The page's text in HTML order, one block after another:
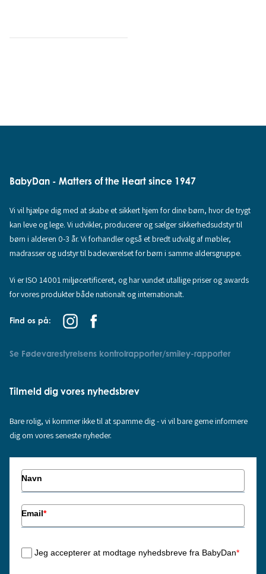
BabyDan - Matters of the Heart since 1947
Vi vil hjælpe dig med at skabe et sikkert hjem for dine børn, hvor de trygt
kan leve og lege. Vi udvikler, producerer og sælger sikkerhedsudstyr til
børn i alderen 0-3 år. Vi forhandler også et bredt udvalg af møbler,
madrasser og udstyr til badeværelset for børn i samme aldersgruppe.
Vi er ISO 14001 miljøcertificeret, og har vundet utallige priser og awards
for vores produkter både nationalt og internationalt.
Find os på:
Se Fødevarestyrelsens kontrolrapporter/smiley-rapporter
Tilmeld dig vores nyhedsbrev
Bare rolig, vi kommer ikke til at spamme dig - vi vil bare gerne informere
dig om vores seneste nyheder.
Navn
Email*
Jeg accepterer at modtage nyhedsbreve fra BabyDan*